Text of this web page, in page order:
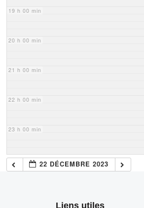
19 h 00 min
20 h 00 min
21 h 00 min
22 h 00 min
23 h 00 min
22 DÉCEMBRE 2023
Liens utiles